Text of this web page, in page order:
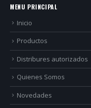
MENU PRINCIPAL
Inicio
Productos
Distribures autorizados
Quienes Somos
Novedades